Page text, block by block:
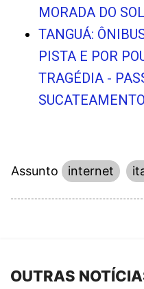
MORADA DO SOL
TANGUÁ:
PISTA E POR
TRAGÉDIA -
Assunto internet
OUTRAS